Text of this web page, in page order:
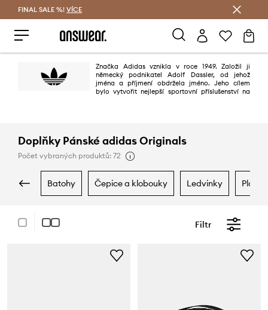
FINAL SALE %! VÍCE
Značka Adidas vznikla v roce 1949. Založil ji
německý podnikatel Adolf Dassler, od jehož
jména a příjmení obdržela jméno. Jeho cílem
bylo vytvořit nejlepší sportovní příslušenství na
Doplňky Pánské adidas Originals
Počet vybraných produktů: 72
batohy čepice a klobouky ledvinky
Filtr